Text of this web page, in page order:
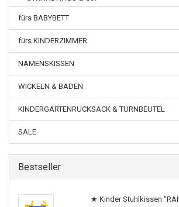
fürs BABYBETT
fürs KINDERZIMMER
NAMENSKISSEN
WICKELN & BADEN
KINDERGARTENRUCKSACK & TURNBEUTEL
SALE
Bestseller
★ Kinder Stuhlkissen